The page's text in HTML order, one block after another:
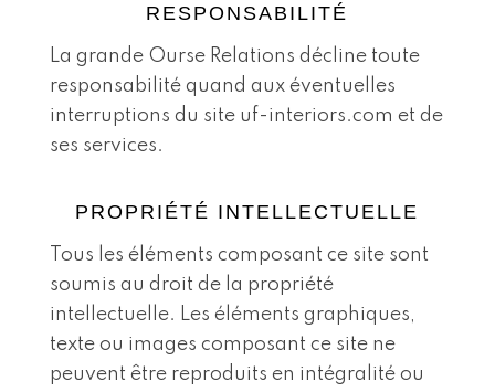
RESPONSABILITÉ
La grande Ourse Relations décline toute
responsabilité quand aux éventuelles
interruptions du site uf-interiors.com et de
ses services.
PROPRIÉTÉ INTELLECTUELLE
Tous les éléments composant ce site sont
soumis au droit de la propriété
intellectuelle. Les éléments graphiques,
texte ou images composant ce site ne
peuvent être reproduits en intégralité ou